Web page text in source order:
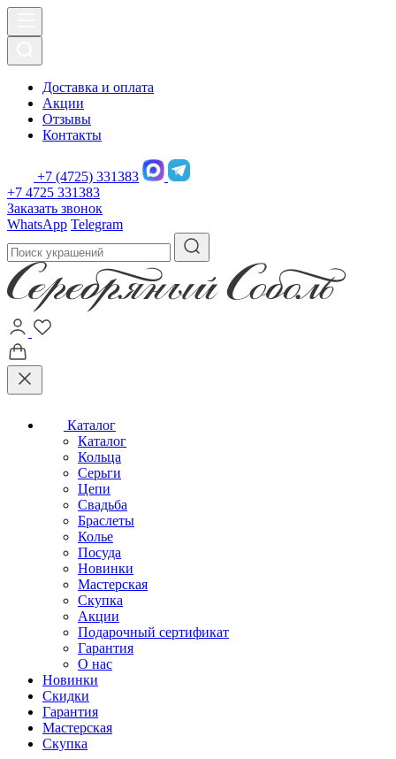
Доставка и оплата
Акции
Отзывы
Контакты
+7 (4725) 331383
+7 4725 331383
Заказать звонок
WhatsApp Telegram
Каталог
Каталог
Кольца
Серьги
Цепи
Свадьба
Браслеты
Колье
Посуда
Новинки
Мастерская
Скупка
Акции
Подарочный сертификат
Гарантия
О нас
Новинки
Скидки
Гарантия
Мастерская
Скупка